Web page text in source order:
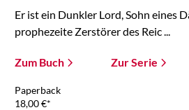
Er ist ein Dunkler Lord, Sohn eines
prophezeite Zerstörer des Reic ...
Zum Buch Zur Serie
Paperback
18,00€*